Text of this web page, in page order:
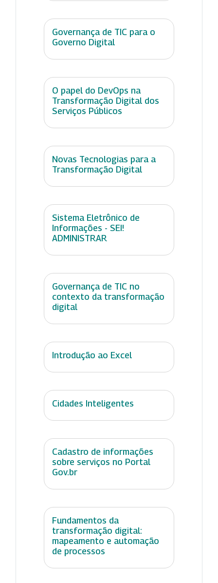
Governança de TIC para o
Governo Digital
O papel do DevOps na
Transformação Digital dos
Serviços Públicos
Novas Tecnologias para a
Transformação Digital
Sistema Eletrônico de
Informações - SEI!
ADMINISTRAR
Governança de TIC no
contexto da transformação
digital
Introdução ao Excel
Cidades Inteligentes
Cadastro de informações
sobre serviços no Portal
Gov.br
Fundamentos da
transformação digital:
mapeamento e automação
de processos